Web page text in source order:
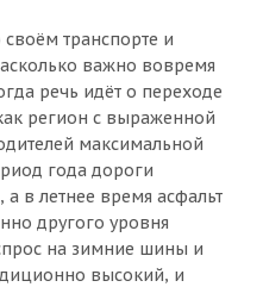
транспорте и
важно вовремя
речь идёт о переходе
регион с выраженной
максимальной
года дороги
в летнее время асфальт
другого уровня
на зимние шины и
высокий, и